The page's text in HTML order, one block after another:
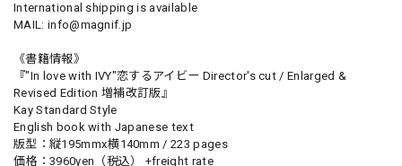
International shipping is available
MAIL: info@magnif.jp
《書籍情報》
『"In love with IVY"恋するアイビー Director's cut / Enlarged &
Revised Edition 増補改訂版』
Kay Standard Style
English book with Japanese text
版型：縦195mmx横140mm / 223 pages
価格：3960yen（税込） +freight rate